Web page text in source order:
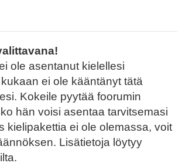
ole asentanut kielellesi
ei ole kääntänyt tätä
Kokeile pyytää foorumin
hän voisi asentaa tarvitsemasi
kielipakettia ei ole olemassa, voit
Lisätietoja löytyy